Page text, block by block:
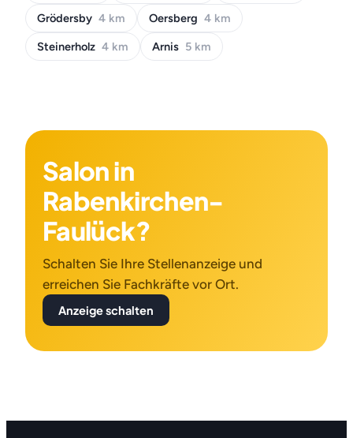
Grödersby 4 km Oersberg 4 km
Steinerholz 4 km Arnis 5 km
Salon in
Rabenkirchen-
Faulück?
Schalten Sie Ihre Stellenanzeige und
erreichen Sie Fachkräfte vor Ort.
Anzeige schalten